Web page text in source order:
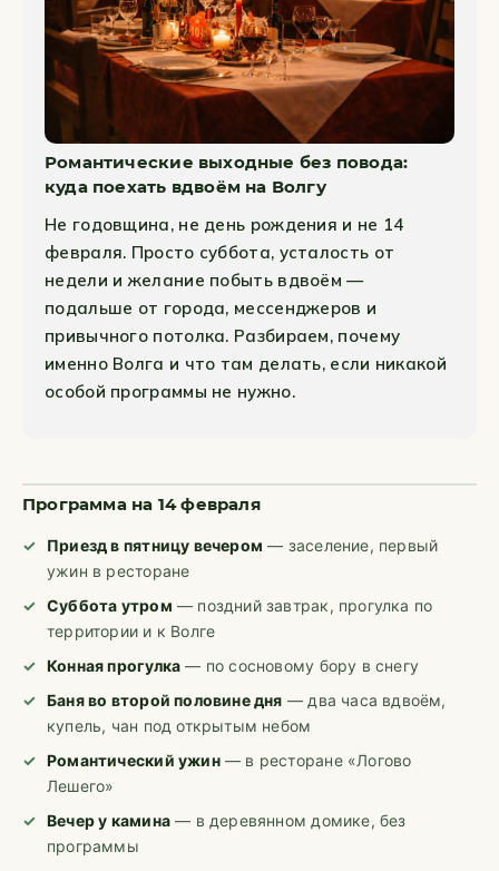
Романтические выходные без повода:
куда поехать вдвоём на Волгу
Не годовщина, не день рождения и не 14
февраля. Просто суббота, усталость от
недели и желание побыть вдвоём —
подальше от города, мессенджеров и
привычного потолка. Разбираем, почему
именно Волга и что там делать, если никакой
особой программы не нужно.
Программа на 14 февраля
Приезд в пятницу вечером — заселение, первый
ужин в ресторане
Суббота утром — поздний завтрак, прогулка по
территории и к Волге
Конная прогулка — по сосновому бору в снегу
Баня во второй половине дня — два часа вдвоём,
купель, чан под открытым небом
Романтический ужин— в ресторане «Логово
Лешего»
Вечер у камина— в деревянном домике, без
программы